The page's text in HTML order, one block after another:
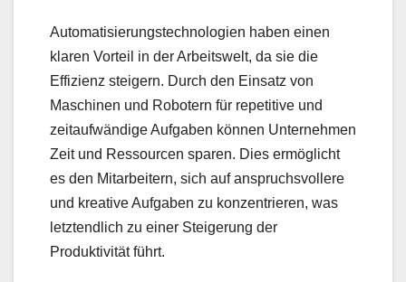
Automatisierungstechnologien haben einen
klaren Vorteil in der Arbeitswelt, da sie die
Effizienz steigern. Durch den Einsatz von
Maschinen und Robotern für repetitive und
zeitaufwändige Aufgaben können Unternehmen
Zeit und Ressourcen sparen. Dies ermöglicht
es den Mitarbeitern, sich auf anspruchsvollere
und kreative Aufgaben zu konzentrieren, was
letztendlich zu einer Steigerung der
Produktivität führt.